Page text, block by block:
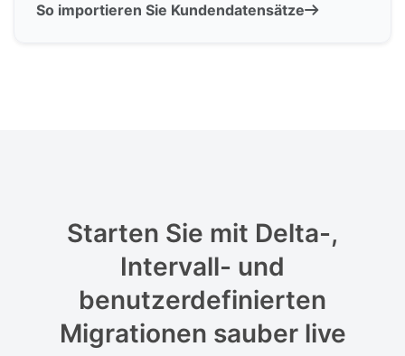
So importieren Sie Kundendatensätze
Starten Sie mit Delta-,
Intervall- und
benutzerdefinierten
Migrationen sauber live